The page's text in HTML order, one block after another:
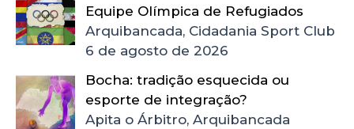
Equipe Olímpica de Refugiados
Arquibancada, Cidadania Sport Club
6 de agosto de 2026
Bocha: tradição esquecida ou
esporte de integração?
Apita o Árbitro, Arquibancada